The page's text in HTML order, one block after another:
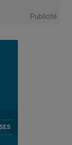
Publicité